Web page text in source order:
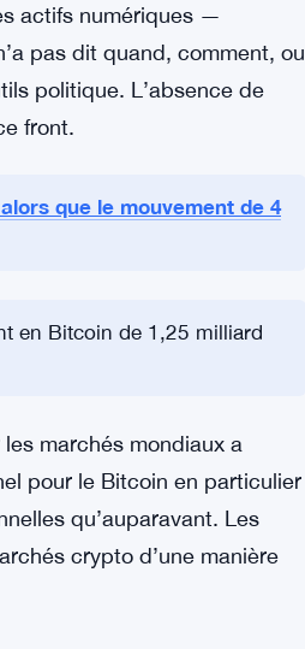
actifs numériques —
pas dit quand, comment, ou
politique. L’absence de
front.
que le mouvement de 4
en Bitcoin de 1,25 milliard
marchés mondiaux a
pour le Bitcoin en particulier
qu’auparavant. Les
crypto d’une manière